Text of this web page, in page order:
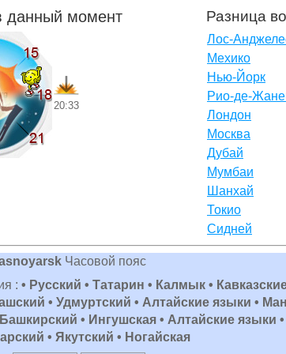
данный момент
20:33
Разница
Лос-
Мехико
Нью-Йорк
Рио-де-
Лондон
Москва
Дубай
Мумбаи
Шанхай
Токио
Сидней
Часовой пояс
: • Русский • Татарин • Калмык •
• Удмуртский • Алтайские языки •
• Ингушская • Алтайские языки
• Якутский • Ногайская